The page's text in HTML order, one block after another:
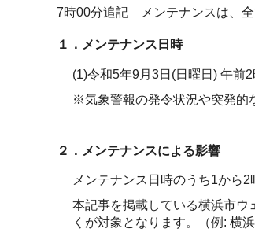
7時00分追記 メンテナンスは、全
１．メンテナンス日時
(1)令和5年9月3日(日曜日) 午前
※気象警報の発令状況や突発的
２．メンテナンスによる影響
メンテナンス日時のうち1から
本記事を掲載している横浜市ウ
くが対象となります。（例: 横